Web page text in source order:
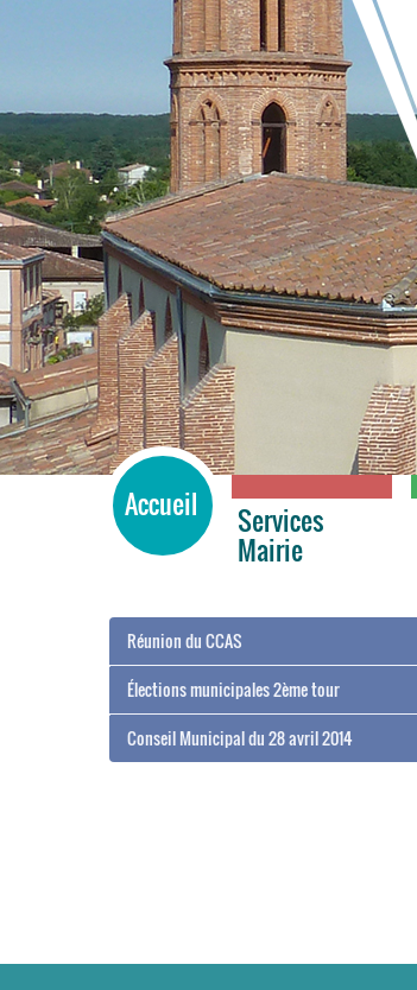
BRAX
Accueil Services
Mairie
Réunion du CCAS
Élections municipales 2ème tour
Conseil Municipal du 28 avril 2014